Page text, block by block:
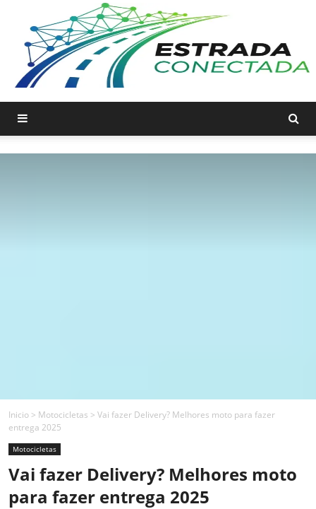
Inicio > Motocicletas > Vai fazer Delivery? Melhores moto para fazer
entrega 2025
Motocicletas
Vai fazer Delivery? Melhores moto
para fazer entrega 2025